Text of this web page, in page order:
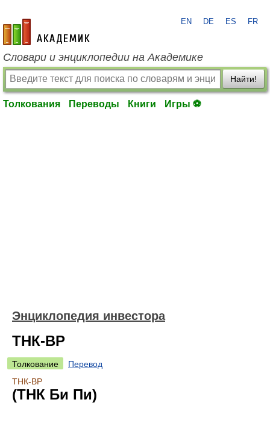
academic.ru
EN DE ES FR
Словари и энциклопедии на Академике
Найти!
Толкования Переводы Книги Игры ⚽
Энциклопедия инвестора
ТНК-ВР
Толкование
Перевод
ТНК-ВР
(ТНК Би Пи)